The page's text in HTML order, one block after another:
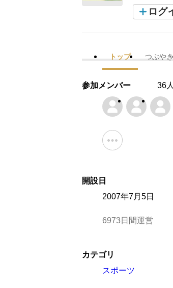
ログ
トップ つぶやき
参加メンバー 36人
開設日
2007年7月5日
6973日間運営
カテゴリ
スポーツ